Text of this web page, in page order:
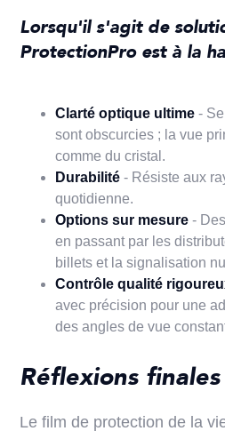
Lorsqu'il s'agit de
ProtectionPro est à la
Clarté optique ultime -
sont obscurcies ; la vue
comme du cristal.
Durabilité - Résiste aux
quotidienne.
Options sur mesure-
en passant par les
billets et la signalisation
Contrôle qualité
avec précision pour une
des angles de vue
Réflexions finales
Le film de protection de la